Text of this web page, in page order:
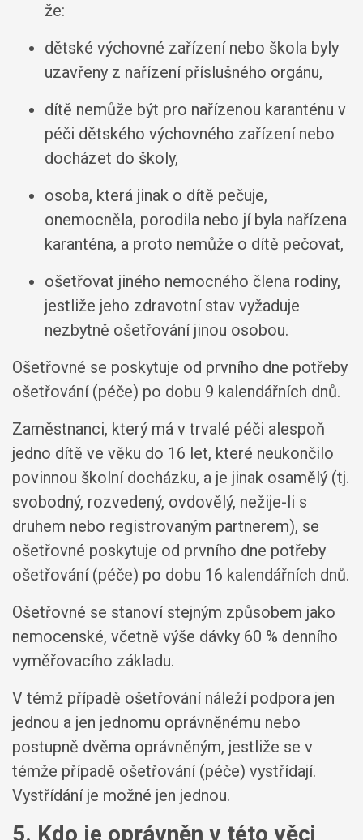
že:
dětské výchovné zařízení nebo škola byly
uzavřeny z nařízení příslušného orgánu,
dítě nemůže být pro nařízenou karanténu v
péči dětského výchovného zařízení nebo
docházet do školy,
osoba, která jinak o dítě pečuje,
onemocněla, porodila nebo jí byla nařízena
karanténa, a proto nemůže o dítě pečovat,
ošetřovat jiného nemocného člena rodiny,
jestliže jeho zdravotní stav vyžaduje
nezbytně ošetřování jinou osobou.
Ošetřovné se poskytuje od prvního dne potřeby
ošetřování (péče) po dobu 9 kalendářních dnů.
Zaměstnanci, který má v trvalé péči alespoň
jedno dítě ve věku do 16 let, které neukončilo
povinnou školní docházku, a je jinak osamělý (tj.
svobodný, rozvedený, ovdovělý, nežije-li s
druhem nebo registrovaným partnerem), se
ošetřovné poskytuje od prvního dne potřeby
ošetřování (péče) po dobu 16 kalendářních dnů.
Ošetřovné se stanoví stejným způsobem jako
nemocenské, včetně výše dávky 60 % denního
vyměřovacího základu.
V témž případě ošetřování náleží podpora jen
jednou a jen jednomu oprávněnému nebo
postupně dvěma oprávněným, jestliže se v
témže případě ošetřování (péče) vystřídají.
Vystřídání je možné jen jednou.
5. Kdo je oprávněn v této věci